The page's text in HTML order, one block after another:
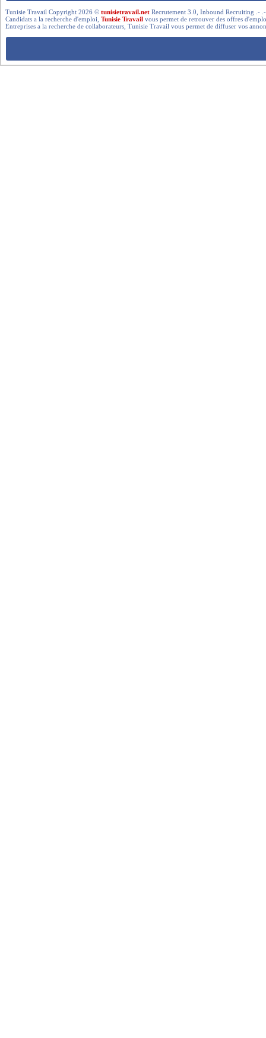
Tunisie Travail Copyright 2026 ©tunisietravail.net Recrutement 3.0, Inbound Recruiting .-
Candidats a la recherche d'emploi,Tunisie Travail vous permet de retrouver des offres
Entreprises a la recherche de collaborateurs, Tunisie Travail vous permet de diffuser vos